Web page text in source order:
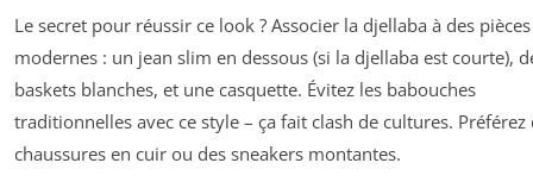
Le secret pour réussir ce look ? Associer la djellaba à des pièces
modernes : un jean slim en dessous (si la djellaba est courte),
baskets blanches, et une casquette. Évitez les babouches
traditionnelles avec ce style – ça fait clash de cultures. Préférez
chaussures en cuir ou des sneakers montantes.